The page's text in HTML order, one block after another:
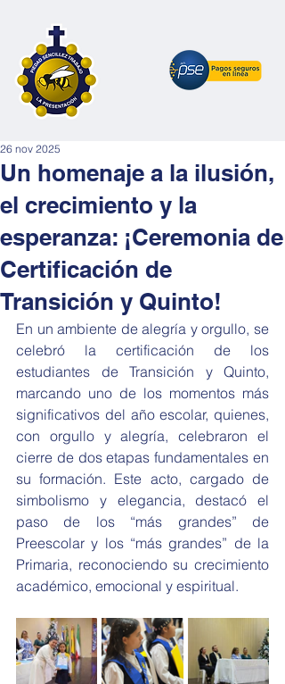
Un homenaje a la ilusión,
el crecimiento y la
esperanza: ¡Ceremonia de
Certificación de
Transición y Quinto!
26 nov 2025
En un ambiente de alegría y orgullo, se
celebró la certificación de los
estudiantes de Transición y Quinto,
marcando uno de los momentos más
significativos del año escolar, quienes,
con orgullo y alegría, celebraron el
cierre de dos etapas fundamentales en
su formación. Este acto, cargado de
simbolismo y elegancia, destacó el
paso de los “más grandes” de
Preescolar y los “más grandes” de la
Primaria, reconociendo su crecimiento
académico, emocional y espiritual.